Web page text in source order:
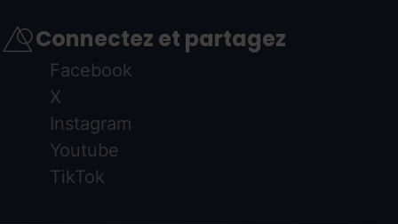
Connectez et partagez
Facebook
X
Instagram
Youtube
TikTok